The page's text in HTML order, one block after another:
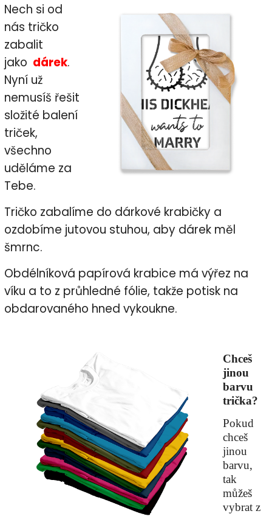
Nech si od
nás tričko
zabalit
jako dárek.
Nyní už
nemusíš řešit
složité balení
triček,
všechno
uděláme za
Tebe.
Tričko zabalíme do dárkové krabičky a
ozdobíme jutovou stuhou, aby dárek měl
šmrnc.
Obdélníková papírová krabice má výřez na
víku a to z průhledné fólie, takže potisk na
obdarovaného hned vykoukne.
Chceš
jinou
barvu
trička?
Pokud
chceš
jinou
barvu,
tak
můžeš
vybrat z